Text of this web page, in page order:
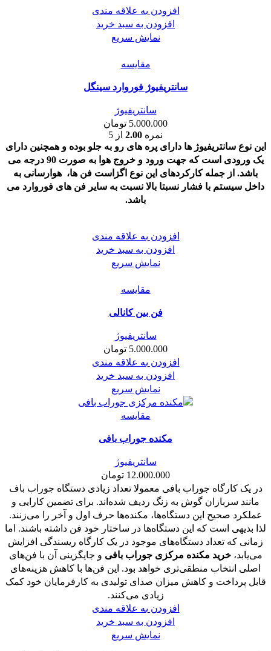
افزودن به علاقه مندی
افزودن به سبد خرید
نمایش سریع
مقايسه
سانتریفیوژ فوروارد سینگل
سانتریفیوژ
5.000.000 تومان
نمره 2.00 از 5
این نوع سانتریفیوژ ها دارای پره های رو به جلو بوده و همچنین دارای
یک ورودی است که جهت ورود و خروج هوا به صورت 90 درجه می
باشد. از جمله کارکردهای این نوع اگزاست فن ها، هوارسانی به
داخل سیستم با فشار نسبتا بالا نسبت به سایر فن های فوروارد می
باشد.
افزودن به علاقه مندی
افزودن به سبد خرید
نمایش سریع
مقايسه
فن بین کانالی
سانتریفیوژ
5.000.000 تومان
افزودن به علاقه مندی
افزودن به سبد خرید
نمایش سریع
مقايسه
مکنده جوراب بافی
سانتریفیوژ
12.000.000 تومان
در یک کارگاه جوراب بافی معمولا تعداد زیادی دستگاه جوراب باف
مانند سربازان گوش به زنگ ردیف شده‌اند. برای تضمین کارایی و
عملکرد صحیح این دستگاه‌ها، مکنده‌ها حرف اول و آخر را می‌زنند.
لذا بدیهی است که این دستگاه‌ها در ساختار خود فن داشته باشند. اما
زمانی که تعداد دستگاه‌های موجود در یک کارگاه ریسندگی افزایش
می‌یابد،خرید مکنده مرکزی جوراب بافی و جایگزینی آن با فن‌های
اصلی انتخاب منطقی‌تری خواهد بود. این فن‌ها با کاهش هزینه‌های
قابل پرداخت و کاهش میزان صدای تولیدی به کارفرمایان خود کمک
زیادی می‌کنند.
افزودن به علاقه مندی
افزودن به سبد خرید
نمایش سریع